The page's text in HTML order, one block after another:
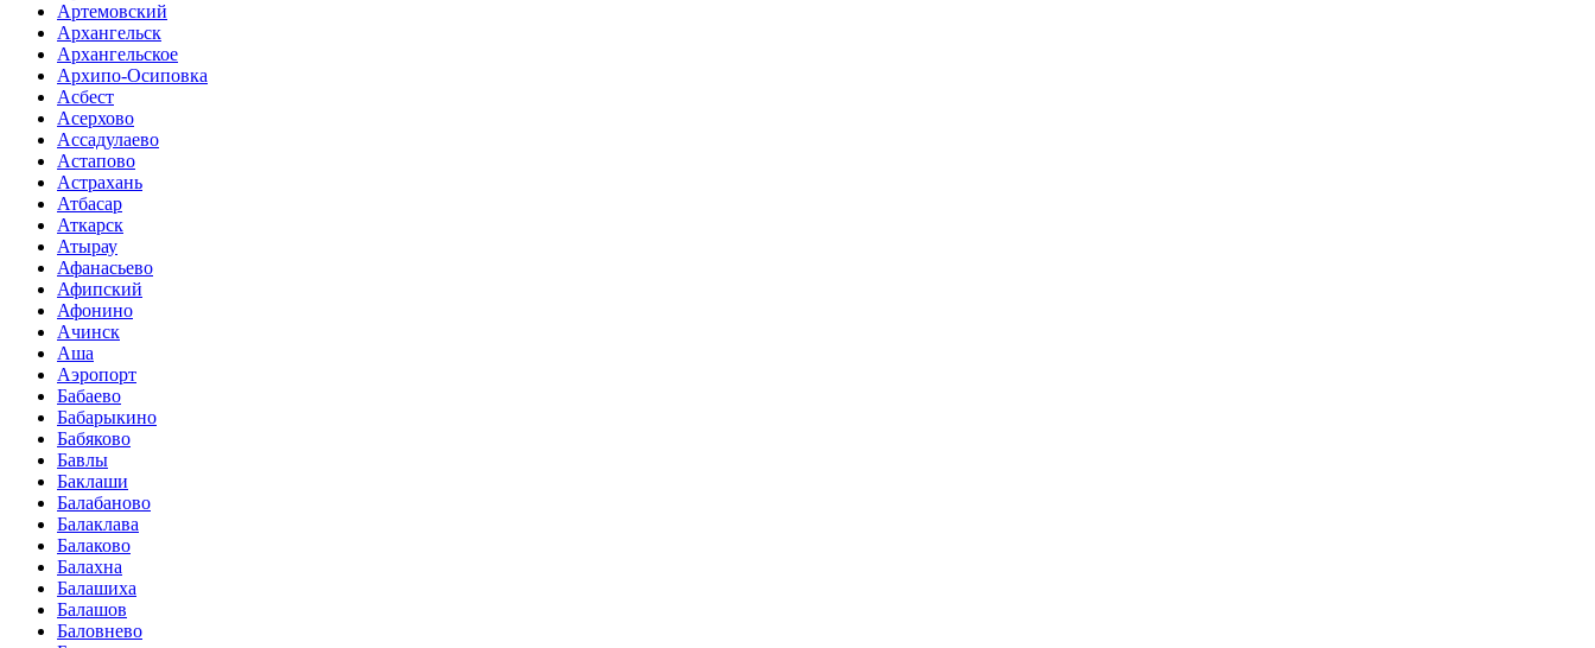
Артемовский
Архангельск
Архангельское
Архипо-Осиповка
Асбест
Асерхово
Ассадулаево
Астапово
Астрахань
Атбасар
Аткарск
Атырау
Афанасьево
Афипский
Афонино
Ачинск
Аша
Аэропорт
Бабаево
Бабарыкино
Бабяково
Бавлы
Баклаши
Балабаново
Балаклава
Балаково
Балахна
Балашиха
Балашов
Баловнево